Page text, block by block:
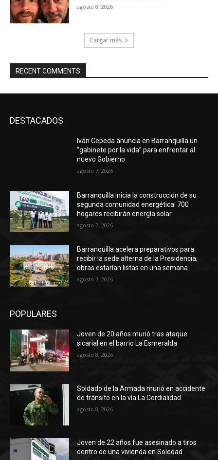
agosto 8, 2026
Cargar más
RECENT COMMENTS
DESTACADOS
Iván Cepeda anuncia en Barranquilla un
“gabinete por la vida” para enfrentar al
nuevo Gobierno
agosto 7, 2026
Barranquilla inicia la construcción de su
segunda comunidad energética: 700
hogares recibirán energía solar
agosto 7, 2026
Barranquilla acelera preparativos para
recibir la sede alterna de la Presidencia;
obras estarían listas en una semana
agosto 7, 2026
POPULARES
Joven de 20 años murió tras ataque
sicarial en el barrio La Esmeralda
agosto 8, 2026
Soldado de la Armada murió en accidente
de tránsito en la vía La Cordialidad
agosto 8, 2026
Joven de 22 años fue asesinado a tiros
dentro de una vivienda en Soledad